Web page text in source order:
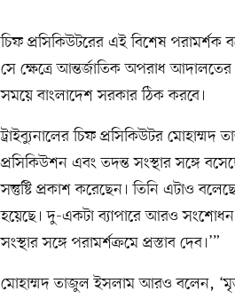
চিফ প্রসিকিউটরের এই বিশেষ পরামর্শক
সে ক্ষেত্রে আন্তর্জাতিক অপরাধ
সময়ে বাংলাদেশ সরকার ঠিক করবে।
ট্রাইব্যুনালের চিফ প্রসিকিউটর
প্রসিকিউশন এবং তদন্ত সংস্থার সঙ্গে
সন্তুষ্টি প্রকাশ করেছেন। তিনি এটাও
হয়েছে। দু-একটা ব্যাপারে আরও
সংস্থার সঙ্গে পরামর্শক্রমে প্রস্তাব দেব।’”
মোহাম্মদ তাজুল ইসলাম আরও বলেন,